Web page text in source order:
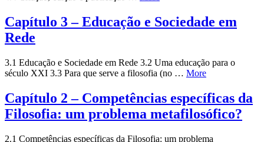
Capítulo 3 – Educação e Sociedade em
Rede
3.1 Educação e Sociedade em Rede 3.2 Uma educação para o
século XXI 3.3 Para que serve a filosofia (no … More
Capítulo 2 – Competências específicas da
Filosofia: um problema metafilosófico?
2.1 Competências específicas da Filosofia: um problema